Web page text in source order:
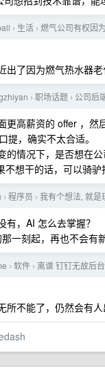
› 生活 › 燃气公司有权因
出了因为燃气热水器
› 职场话题 › 公司后
更高薪资的 offer ，然
提，确实不太合适。
的情况下，是否想在
想干的话，可以骑驴
› 程序员 › 我有个想法, 就
，AI 怎么去掌握？
一刻起，再也不会有
› 软件 › 离谱 钉钉无故后
所不能了，仍然会有